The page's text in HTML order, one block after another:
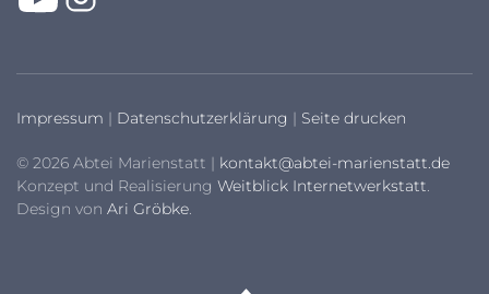
Impressum | Datenschutzerklärung | Seite drucken
© 2026 Abtei Marienstatt | kontakt@abtei-marienstatt.de
Konzept und Realisierung Weitblick Internetwerkstatt.
Design von Ari Gröbke.